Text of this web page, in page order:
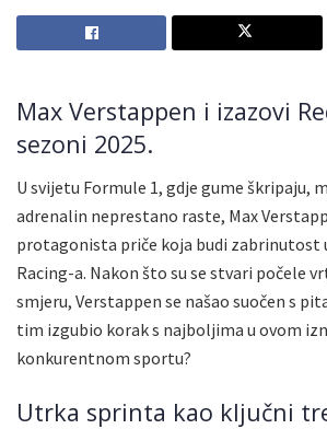
Max Verstappen i izazovi
sezoni 2025.
U svijetu Formule 1, gdje gume škripaju,
adrenalin neprestano raste, Max
protagonista priče koja budi zabrinutost
Racing-a. Nakon što su se stvari počele
smjeru, Verstappen se našao suočen s
tim izgubio korak s najboljima u ovom
konkurentnom sportu?
Utrka sprinta kao ključni